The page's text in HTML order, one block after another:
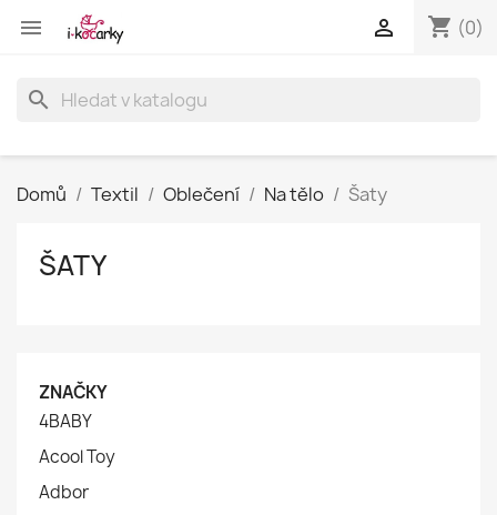
 shopping_cart (0)

search
Domů Textil Oblečení Na tělo Šaty
ŠATY
ZNAČKY
4BABY
Acool Toy
Adbor